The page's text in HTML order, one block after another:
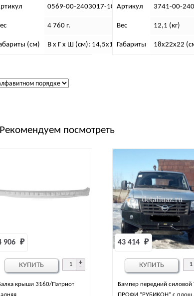
0569-00-2403017-10
4 760 г.
(см) В х Г х Ш (см): 14,5х16,5х14,5
Артикул 3741-00-
Вес 12,1 (кг)
Габариты 18х22х22
Рекомендуем посмотреть
крыши 3160/Патриот
906 ₽
КУПИТЬ
Бампер передний силовой
43 414 ₽
КУПИТЬ